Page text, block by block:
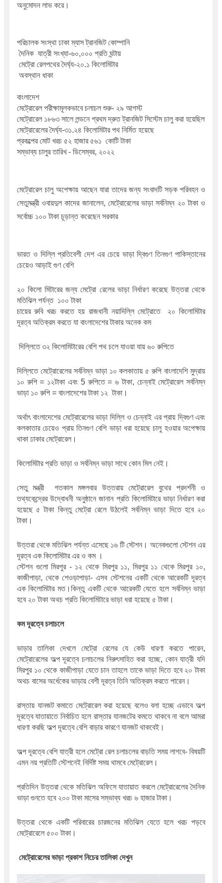
অনুমোদন লাভ করে।
পরিচালক সংস্থা ঢাকা ম্যাস ট্রানজিট কোম্পানি
দৈনিক  যাত্রী সংখ্যা-৬০,০০০ প্রতি ঘন্টায়
মেট্রো রেলপথের দৈর্ঘ্য-২০.১ কিলোমিটার
অবস্থান ধাকা
বাংলাদেশ
মেট্রোরেল পরীক্ষামূলকভাবে চলাচল শুরু- ২৯ আগস্ট
মেট্রোরেল ১৮৬৩ সালে লন্ডনে প্রথম দ্রুত ট্রানজিট সিস্টেম চালু করা হয়েছিল
মেট্রোরেলের দৈর্ঘ্য-৩১.২৪ কিলোমিটার পথ নির্মিত হয়েছে
প্রকল্পের মোট খরচ ৫২ হাজার ৫৬১  কোটি টাকা
সম্ভাব্য চালুর তারিখ - ডিসেম্বর, ২০২২
মেট্রোরেল চালু অপেক্ষায় আছেন যারা তাদের জন্য সংবাদটি সড়ক পরিবহন ও
সেতুমন্ত্রী ওবায়দুল কাদের জানালেন, মেট্রোরেলের ভাড়া সর্বনিম্ন ২০ টাকা ও
সর্বোচ্চ ১০০ টাকা চূড়ান্ত করেছেন সরকার
ভারত ও দিল্লি প্রতিবেশী দেশ এর চেয়ে ভাড়া দ্বিগুণ তিনগুণ পাকিস্তানের
চেয়েও আড়াই গুণ বেশি
২০ কিলো মিটারের জন্য মেট্রো রেলের ভাড়া নির্ধারণ করেছে উত্তরা থেকে
মতিঝিল পর্যন্ত  ১০০ টাকা
চায়ের রুবি খরচ করতে হয় রাজধানী নয়াদিল্লি মেট্রোতে  ২০ কিলোমিটার
দূরত্ব অতিক্রম করতে যা বাংলাদেশের টাকার অনেক কম
দিল্লিতে ৩২ কিলোমিটারের বেশি পথ চলে যাওয়া যায় ৬০ রুপিতে
দিল্লিতে মেট্রোরেলের সর্বনিম্ন ভাড়া ১০ কলকাতায় ৫ রুপি বাংলাদেশি মুদ্রায়
১০ রুপি = ১২টাকা এবং 5 রুপিতে = ৬ টাকা, চেন্নাই মেট্রোরেল সর্বনিম্ন
ভাড়া ১০ রুপি = বাংলাদেশের টাকা ১২  টাকা।
অর্থাৎ বাংলাদেশের মেট্রোরেলের ভাড়া দিল্লি ও চেন্নাই এর প্রায় দ্বিগুণ এবং
কলকাতার চেয়েও প্রায় তিনগুণ বেশি ভাড়া ধরা হয়েছে চালু হওয়ার অপেক্ষায়
থাকা ঢাকার মেট্রোরেল।
কিলোমিটার প্রতি ভাড়া ও সর্বনিম্ন ভাড়া সাথে কোন মিল নেই।
সেতু মন্ত্রী  গতকাল মঙ্গলবার উত্তরায় মেট্রোরেল বুথের প্রদর্শনী ও
তথ্যকেন্দ্রের উদ্বোধনী অনুষ্ঠানে জানান প্রতি কিলোমিটারে ভাড়া নির্ধারণ করা
হয়েছে ৫ টাকা কিন্তু মেট্রো রেলে উঠলেই সর্বনিম্ন ভাড়া দিতে হবে ২০
টাকা।
উত্তরা থেকে মতিঝিল পর্যন্ত এসেছে ১৬ টি স্টেশন। অনেকগুলো স্টেশন এর
দূরত্ব এক কিলোমিটার এর ও কম ।
স্টেশন গুলো মিরপুর - ১২ থেকে মিরপুর ১১, মিরপুর ১১ থেকে মিরপুর ১০,
কাজীপাড়া, থেকে শেওড়াপাড়া- এসব স্টেশনের একটি থেকে আরেকটি দূরত্ব
এক কিলোমিটার মত।কিন্তু একটি থেকে আরেকটি যেতে হলে সর্বনিম্ন ভাড়া
হবে ২০ টাকা অথচ প্রতি কিলোমিটারে ভাড়া ধরা হয়েছে ৫ টাকা।
কম দূরত্বে চলাচলে
ভাড়ার তালিকা দেখলে মেট্রো রেলের যে কেউ ধারণা করতে পারেন,
মেট্রোরেলের অল্প দূরত্বে চলাচলের নিরুৎসাহিত করা হচ্ছে, কোন যাত্রী যদি
মিরপুর ১০ থেকে কাজীপাড়া যেতে চান তাহলে তাকে ভাড়া দিতে হবে ২০ টাকা
অথচ বাসের অর্ধেকের ভাড়ায় বেশী দূরত্ব তিনি অতিক্রম করতে পারেন।
রাস্তায় যানজট কমাতে মেট্রোরেল করা হয়েছে বলেও বলা হচ্ছে এভাবে অল্প
দূরত্বে যাতায়াতে নির্বাচিত হলে রাস্তার যানজটের কমতে থাকবে না বলে আমরা
ধারণা করছি অল্প দূরত্বে বেশি বাড়ার কারণে যানজট থাকবেই।
অল্প দূরত্বে বেশি যাত্রী হলে মেট্রো রেল চলাচলের বাড়তি সময় লাগবে- বিষয়টি
এমন নয় প্রতিটি স্টেশনেই নির্দিষ্ট সময় থামবে মেট্রোরেল।
প্রতিদিন উত্তরা থেকে মতিঝিল অফিসে যাতায়াত করলে মেট্রোরেলের দৈনিক
ভাড়া গুনতে হবে ২০০ টাকা মাসের সম্ভাব্য খরচ ৬ হাজার টাকা।
উত্তরা থেকে একটি পরিবারের চারজনের মতিঝিল যেতে হলে খরচ পড়বে
মেট্রোরেলে ৫০০ টাকা।
মেট্রোরেলের ভাড়া প্রকাশ নিচের তালিকা দেখুন